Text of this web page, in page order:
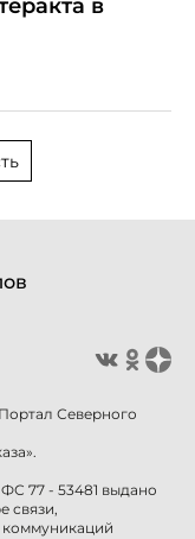
в
Северного
77 - 53481 выдано
связи,